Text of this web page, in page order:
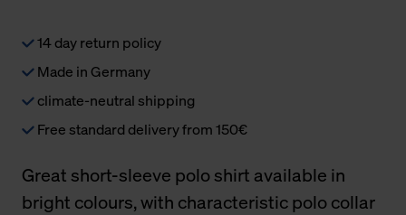
14 day return policy
Made in Germany
climate-neutral shipping
Free standard delivery from 150€
Great short-sleeve polo shirt available in
bright colours, with characteristic polo collar